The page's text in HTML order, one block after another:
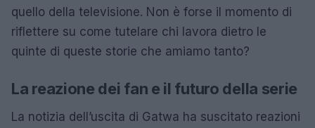
quello della televisione. Non è forse il momento di
riflettere su come tutelare chi lavora dietro le
quinte di queste storie che amiamo tanto?
La reazione dei fan e il futuro della serie
La notizia dell’uscita di Gatwa ha suscitato reazioni